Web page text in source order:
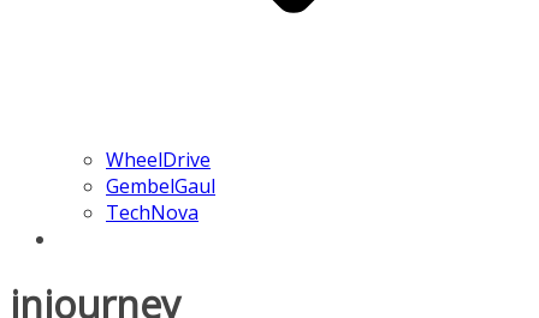
WheelDrive
GembelGaul
TechNova
injourney